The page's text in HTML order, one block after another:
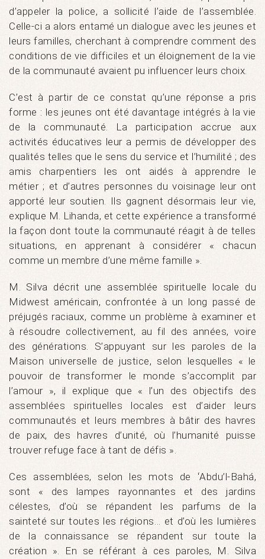
d’appeler la police, a sollicité l’aide de l’assemblée.
Celle-ci a alors entamé un dialogue avec les jeunes et
leurs familles, cherchant à comprendre comment des
conditions de vie difficiles et un éloignement de la vie
de la communauté avaient pu influencer leurs choix.
C’est à partir de ce constat qu’une réponse a pris
forme : les jeunes ont été davantage intégrés à la vie
de la communauté. La participation accrue aux
activités éducatives leur a permis de développer des
qualités telles que le sens du service et l’humilité ; des
amis charpentiers les ont aidés à apprendre le
métier ; et d’autres personnes du voisinage leur ont
apporté leur soutien. Ils gagnent désormais leur vie,
explique M. Lihanda, et cette expérience a transformé
la façon dont toute la communauté réagit à de telles
situations, en apprenant à considérer « chacun
comme un membre d’une même famille ».
M. Silva décrit une assemblée spirituelle locale du
Midwest américain, confrontée à un long passé de
préjugés raciaux, comme un problème à examiner et
à résoudre collectivement, au fil des années, voire
des générations. S’appuyant sur les paroles de la
Maison universelle de justice, selon lesquelles « le
pouvoir de transformer le monde s’accomplit par
l’amour », il explique que « l’un des objectifs des
assemblées spirituelles locales est d’aider leurs
communautés et leurs membres à bâtir des havres
de paix, des havres d’unité, où l’humanité puisse
trouver refuge face à tant de défis ».
Ces assemblées, selon les mots de ʻAbdu’l-Bahá,
sont « des lampes rayonnantes et des jardins
célestes, d’où se répandent les parfums de la
sainteté sur toutes les régions… et d’où les lumières
de la connaissance se répandent sur toute la
création ». En se référant à ces paroles, M. Silva